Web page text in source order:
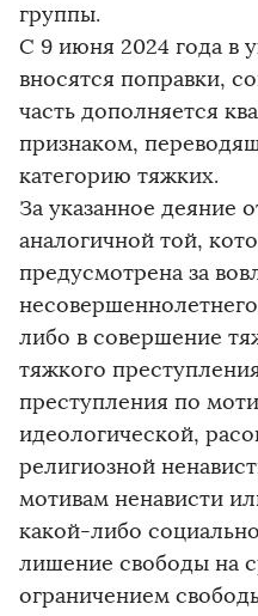
группы.
С 9 июня 2024 года в
вносятся поправки,
часть дополняется
признаком,
категорию тяжких.
За указанное деяние
аналогичной той,
предусмотрена за
либо в совершение
тяжкого
преступления по
идеологической,
религиозной
мотивам ненависти
какой-либо
лишение свободы на
ограничением